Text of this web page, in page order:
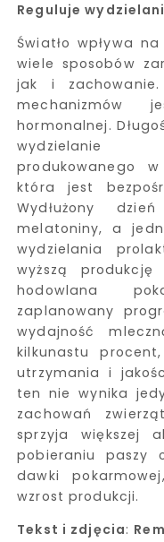
Reguluje
Światło wpływa
wiele sposobów
jak i zachowanie.
mechanizmów
hormonalnej.
wydzielanie
produkowanego
która jest
Wydłużony
melatoniny, a
wydzielania
wyższą
hodowlana
zaplanowany
wydajność
kilkunastu
utrzymania i
ten nie wynika
zachowań
sprzyja większej
pobieraniu paszy
dawki
wzrost produkcji.
Tekst i zdjęcia: